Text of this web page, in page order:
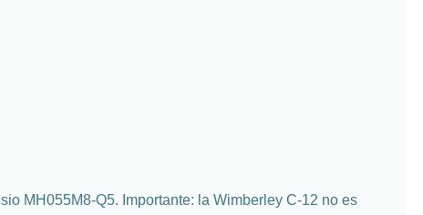
MH055M8-Q5. Importante: la Wimberley C-12 no es